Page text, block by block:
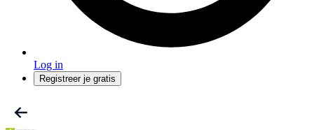
Log in
Registreer je gratis